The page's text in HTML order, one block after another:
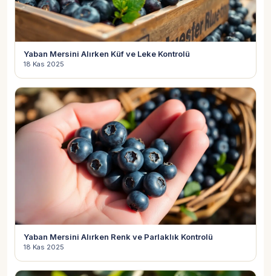
Yaban Mersini Alırken Küf ve Leke Kontrolü
18 Kas 2025
Yaban Mersini Alırken Renk ve Parlaklık Kontrolü
18 Kas 2025